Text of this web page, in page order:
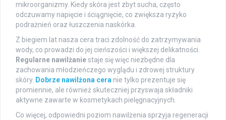
mikroorganizmy. Kiedy skóra jest zbyt sucha, często
odczuwamy napięcie i ściągnięcie, co zwiększa ryzyko
podrażnień oraz łuszczenia naskórka.
Z biegiem lat nasza cera traci zdolność do zatrzymywania
wody, co prowadzi do jej cieńszości i większej delikatności.
Regularne nawilżaniestaje się więc niezbędne dla
zachowania młodzieńczego wyglądu i zdrowej struktury
skóry. Dobrze nawilżona cera nie tylko prezentuje się
promiennie, ale również skuteczniej przyswaja składniki
aktywne zawarte w kosmetykach pielęgnacyjnych.
Co więcej, odpowiedni poziom nawilżenia sprzyja regeneracji